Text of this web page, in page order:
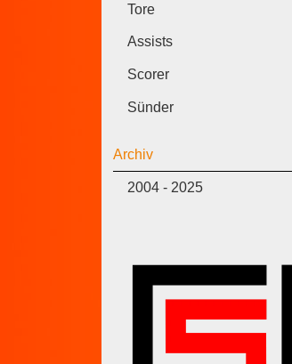
Tore
Assists
Scorer
Sünder
Archiv
2004 - 2025